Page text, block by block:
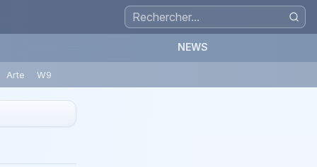
NEWS
Arte W9